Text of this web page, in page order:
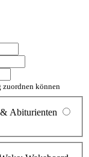
können
Abiturienten